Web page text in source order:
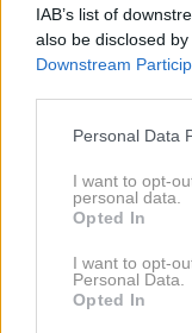
IAB’s list of
also be disclosed
Downstream
Personal Data
I want to opt-
personal data.
Opted In
I want to opt-
Personal Data.
Opted In
NAPOVEDI
Dnevni
2026